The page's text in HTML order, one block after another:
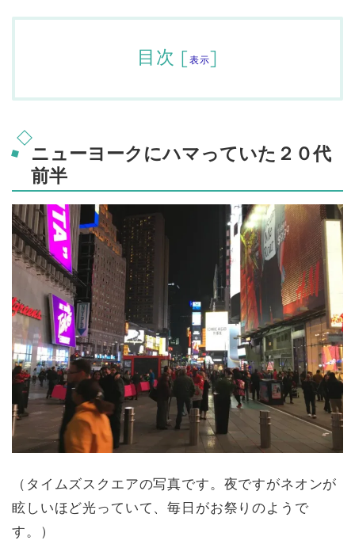
目次 [表示]
ニューヨークにハマっていた２０代
前半
（タイムズスクエアの写真です。夜ですがネオンが
眩しいほど光っていて、毎日がお祭りのようで
す。）